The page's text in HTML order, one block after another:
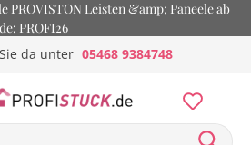
PROVISTON Leisten &amp; Paneele ab
PROFI26
da unter 05468 9384748